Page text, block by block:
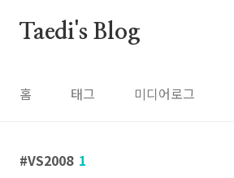
Taedi's Blog
홈 태그 미디어로그
VS2008 1